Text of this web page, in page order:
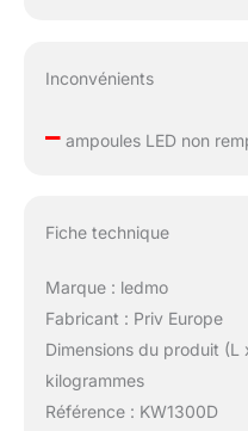
Inconvénients
–ampoules LED non
Fiche technique
Marque : ledmo
Fabricant : Priv Europe
Dimensions du produit
kilogrammes
Référence : KW1300D